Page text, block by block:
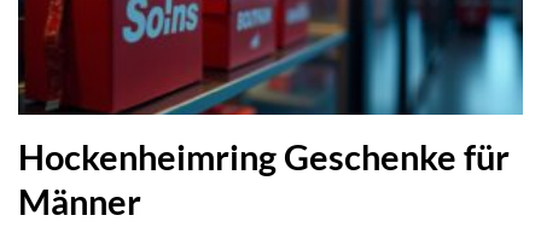
Hockenheimring Geschenke für
Männer